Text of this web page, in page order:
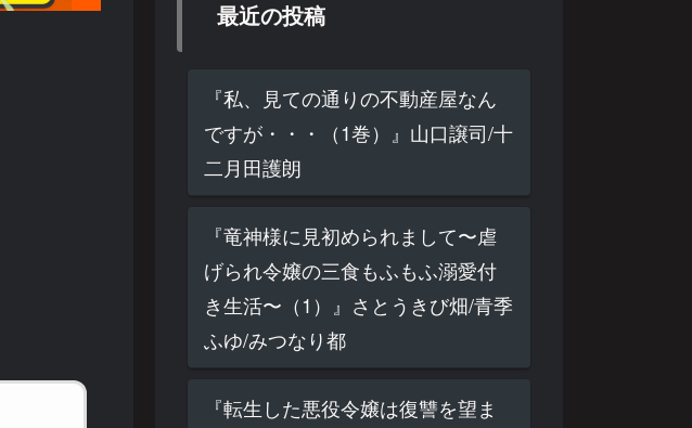
最近の投稿
『私、見ての通りの不動産屋なん
ですが・・・（1巻）』山口譲司/十
二月田護朗
『竜神様に見初められまして〜虐
げられ令嬢の三食もふもふ溺愛付
き生活〜（1）』さとうきび畑/青季
ふゆ/みつなり都
『転生した悪役令嬢は復讐を望ま